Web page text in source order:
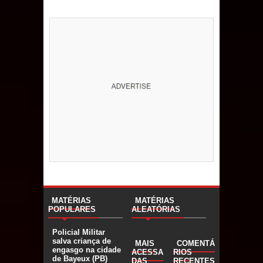
MATÉRIAS
POPULARES
Policial Militar
salva criança de
engasgo na cidade
de Bayeux (PB)
MATÉRIAS
ALEATÓRIAS
MAIS
ACESSA
DAS
COMENTÁ
RIOS
RECENTES